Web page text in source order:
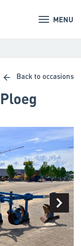
MENU
arrow_back Back to occasions